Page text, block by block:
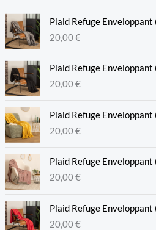
Plaid Refuge Enveloppant
20,00€
Plaid Refuge
20,00€
Plaid Refuge
20,00€
Plaid Refuge Enveloppant
20,00€
Plaid Refuge Enveloppant
20,00€